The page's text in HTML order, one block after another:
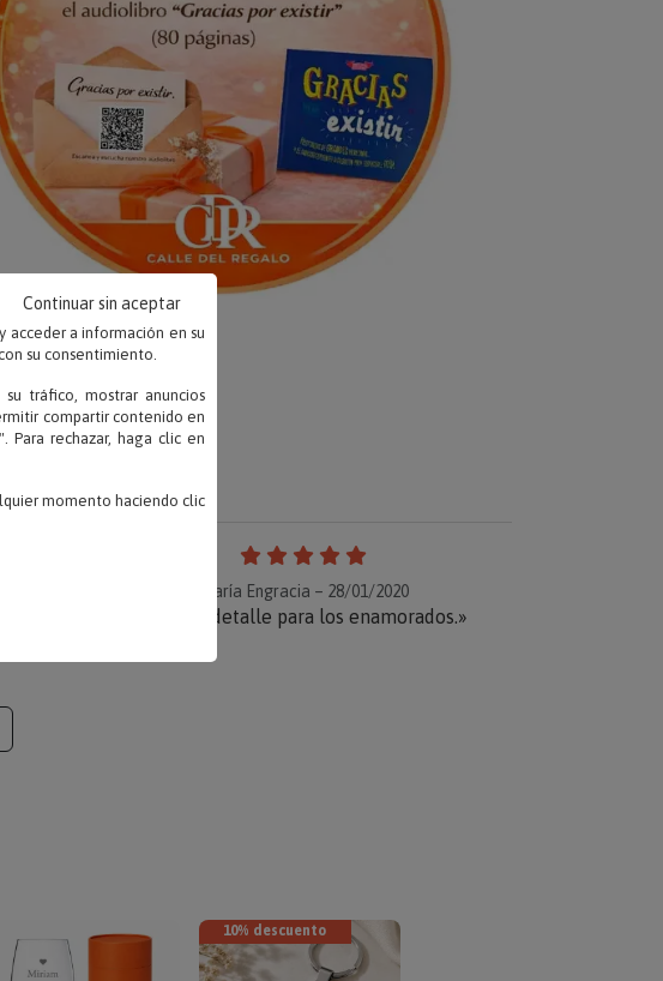
María Engracia – 28/01/2020
«Bonito detalle para los enamorados.»
10% descuento
acceder a información en su
su consentimiento.
tráfico, mostrar anuncios
compartir contenido en
Para rechazar, haga clic en
momento haciendo clic
Continuar sin aceptar